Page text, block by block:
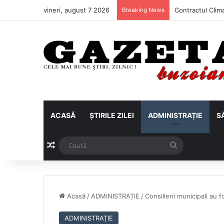
vineri, august 7 2026 Breaking News
ACASĂ ȘTIRILE ZILEI ADMINISTRAȚIE
Articol aleatoriu
Acasă / ADMINISTRAȚIE /Consilierii municipali au
ADMINISTRAȚIE